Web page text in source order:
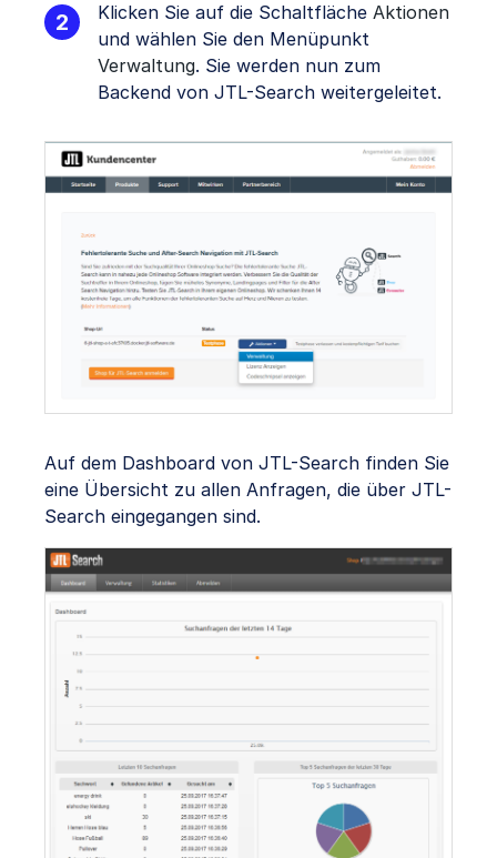
Klicken Sie auf die Schaltfläche Aktionen
und wählen Sie den Menüpunkt
Verwaltung. Sie werden nun zum
Backend von JTL-Search weitergeleitet.
Auf dem Dashboard von JTL-Search finden Sie
eine Übersicht zu allen Anfragen, die über JTL-
Search eingegangen sind.